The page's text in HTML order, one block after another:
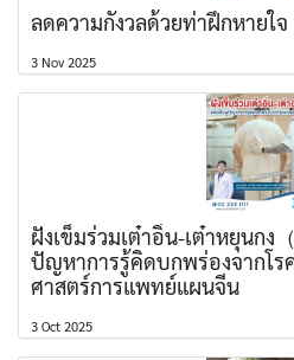
ลดความกังวลด้วยท่าฝึกหายใจ
3 Nov 2025
ฝังเข็มร่วมเต๋าอิ่น-เต๋าหยุนกง
ปัญหาการรู้คิดบกพร่องจากโร
ศาสตร์การแพทย์แผนจีน
3 Oct 2025